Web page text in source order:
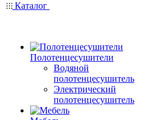
Каталог
Полотенцесушители
Водяной
полотенцесушитель
Электрический
полотенцесушитель